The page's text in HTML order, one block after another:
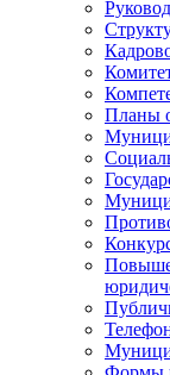
Планы